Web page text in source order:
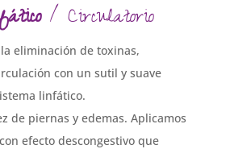
/ Circulatorio
eliminación de toxinas,
con un sutil y suave
linfático.
de piernas y edemas. Aplicamos
efecto descongestivo que